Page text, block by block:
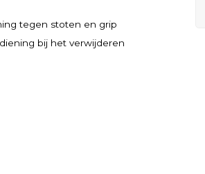
tegen stoten en grip
bij het verwijderen